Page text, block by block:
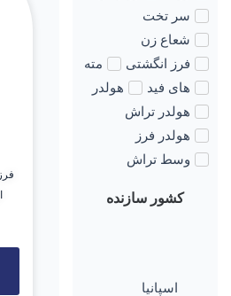
سر تخت
شعاع زن
فرز انگشتی
مته
های فید
هولدر
هولدر تراش
هولدر فرز
وسط تراش
کشور سازنده
اسپانیا